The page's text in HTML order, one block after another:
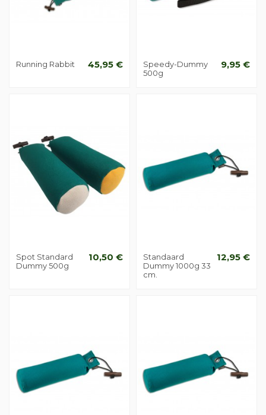
Running Rabbit 45,95 €
Speedy-Dummy
500g
9,95 €
Spot Standard
Dummy 500g
10,50 €
Standaard
Dummy 1000g 33
cm.
12,95 €